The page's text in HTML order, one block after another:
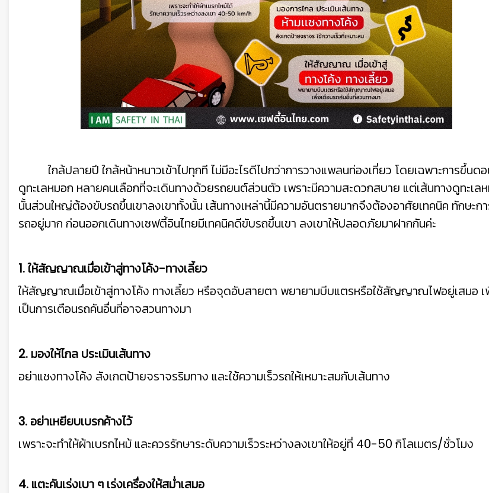
ใกล้ปลายปี ใกล้หน้าหนาวเข้าไปทุกที ไม่มีอะไรดีไปกว่าการวางแพลนท่องเที่ยว โดยเฉพาะการขึ้นด
ดูทะเลหมอก หลายคนเลือกที่จะเดินทางด้วยรถยนต์ส่วนตัว เพราะมีความสะดวกสบาย แต่เส้นทางดูทะเล
นั้นส่วนใหญ่ต้องขับรถขึ้นเขาลงเขาทั้งนั้น เส้นทางเหล่านี้มีความอันตรายมากจึงต้องอาศัยเทคนิค ทักษะก
รถอยู่มาก ก่อนออกเดินทางเซฟตี้อินไทยมีเทคนิคดีขับรถขึ้นเขา ลงเขาให้ปลอดภัยมาฝากกันค่ะ
1. ให้สัญญาณเมื่อเข้าสู่ทางโค้ง-ทางเลี้ยว
ให้สัญญาณเมื่อเข้าสู่ทางโค้ง ทางเลี้ยว หรือจุดอับสายตา พยายามบีบแตรหรือใช้สัญญาณไฟอยู่เสมอ เ
เป็นการเตือนรถคันอื่นที่อาจสวนทางมา
2. มองให้ไกล ประเมินเส้นทาง
อย่าแซงทางโค้ง สังเกตป้ายจราจรริมทาง และใช้ความเร็วรถให้เหมาะสมกับเส้นทาง
3. อย่าเหยียบเบรกค้างไว้
เพราะจะทำให้ผ้าเบรกไหม้ และควรรักษาระดับความเร็วระหว่างลงเขาให้อยู่ที่ 40-50 กิโลเมตร/ชั่วโมง
4. แตะคันเร่งเบา ๆ เร่งเครื่องให้สม่ำเสมอ